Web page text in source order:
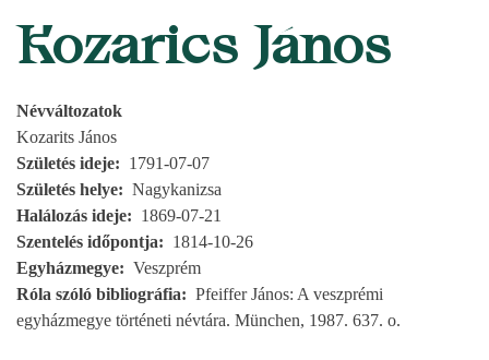
Kozarics János
Névváltozatok
Kozarits János
Születés ideje
1791-07-07
Születés helye
Nagykanizsa
Halálozás ideje
1869-07-21
Szentelés időpontja
1814-10-26
Egyházmegye
Veszprém
Róla szóló bibliográfia
Pfeiffer János: A veszprémi
egyházmegye történeti névtára. München, 1987. 637. o.